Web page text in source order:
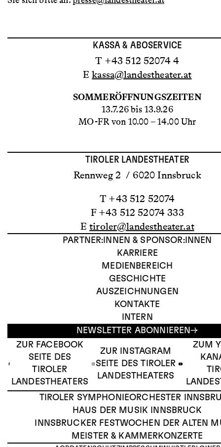
KASSA & ABOSERVICE
T +43 512 52074 4
Ekassa@landestheater.at
SOMMERÖFFNUNGSZEITEN
13.7.26 bis 13.9.26
MO-FR von 10.00 – 14.00 Uhr
TIROLER LANDESTHEATER
Rennweg 2 / 6020 Innsbruck
T +43 512 52074
F +43 512 52074 333
Etiroler@landestheater.at
PARTNER:INNEN & SPONSOR:INNEN
KARRIERE
MEDIENBEREICH
GESCHICHTE
AUSZEICHNUNGEN
KONTAKTE
INTERN
NEWSLETTER ABONNIEREN
ZUR FACEBOOK
SEITE DES
TIROLER
LANDESTHEATERS
ZUR INSTAGRAM
SEITE DES TIROLER
LANDESTHEATERS
ZUM
TIROLER SYMPHONIEORCHESTER
HAUS DER MUSIK INNSBRUCK
INNSBRUCKER FESTWOCHEN DER ALTEN
MEISTER & KAMMERKONZERTE